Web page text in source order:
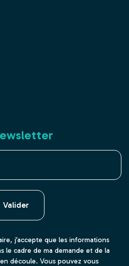
Valider
j’accepte que les informations
le cadre de ma demande et de la
découle. Vous pouvez vous